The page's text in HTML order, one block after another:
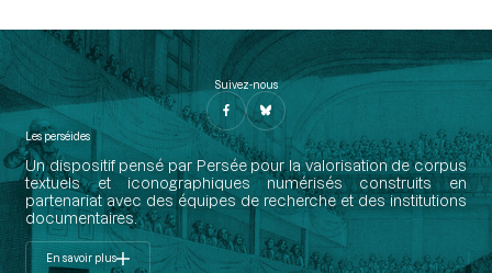
Suivez-nous
Les perséides
Un dispositif pensé par Persée pour la valorisation de corpus
textuels et iconographiques numérisés construits en
partenariat avec des équipes de recherche et des institutions
documentaires.
En savoir plus